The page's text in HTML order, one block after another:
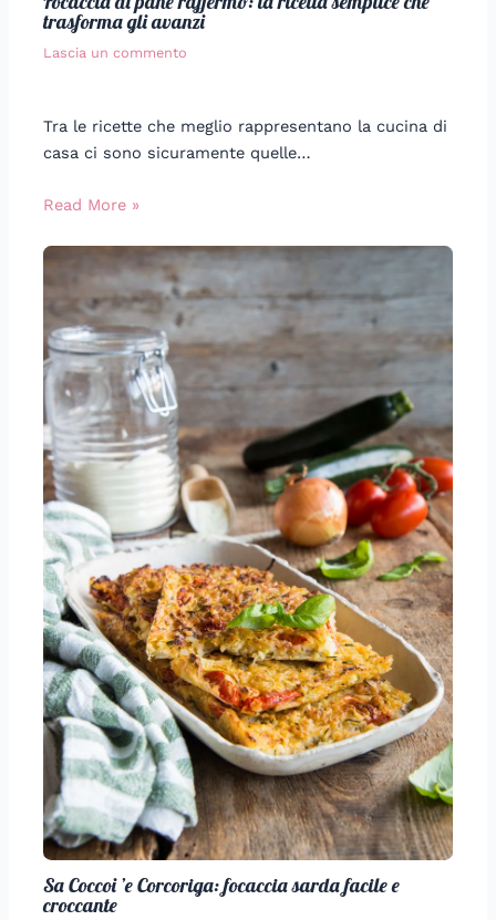
trasforma gli avanzi
Lascia un commento
Tra le ricette che meglio rappresentano la cucina di
casa ci sono sicuramente quelle…
Read More »
Sa Coccoi ’e Corcoriga: focaccia sarda facile e
croccante